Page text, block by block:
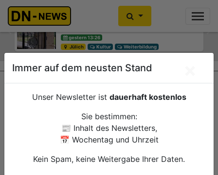
Diskussionen um Villa Buth:
Erinnerungsort oder Abriss?
gestern 13:26
Jülich
Kultur Weiterbildung
Einbrecher im Kleiderschrank
gefunden
gestern 10:30
Düren
Polizei
Previous
Immer auf dem neusten Stand
Unser Newsletter ist dauerhaft kostenlos
Sie bestimmen:
📰 Inhalt des Newsletters,
📅 Wochentag und Uhrzeit
Kein Spam, keine Weitergabe Ihrer Daten.